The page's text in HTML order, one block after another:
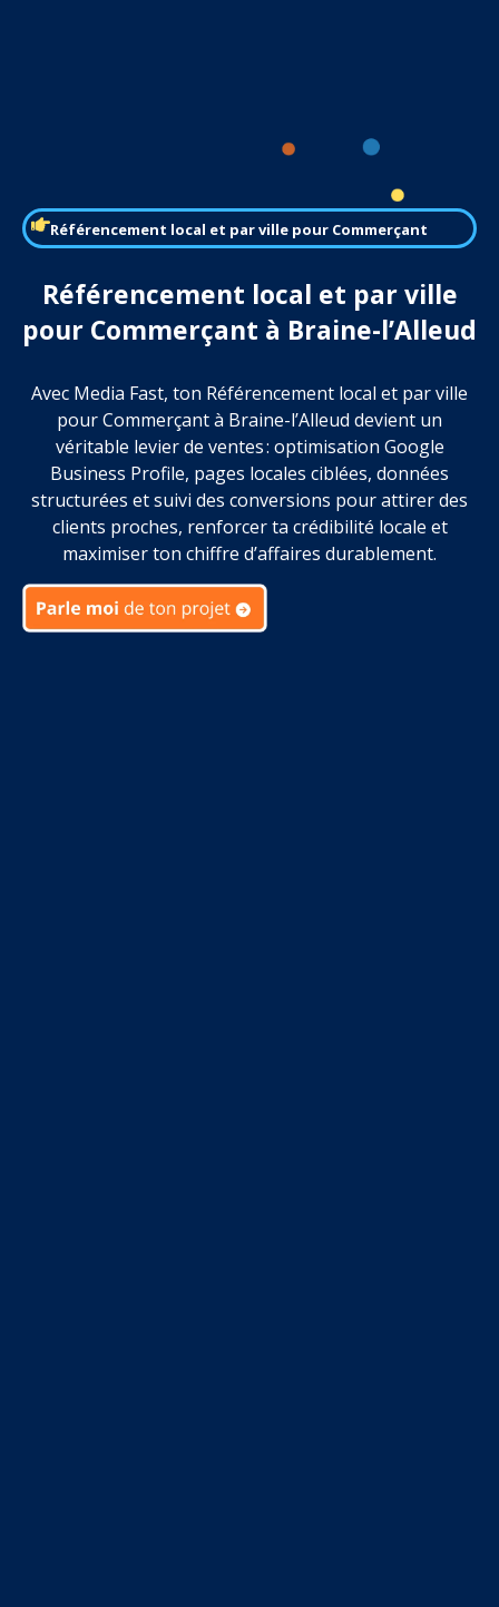
Référencement local et par ville pour Commerçant
Référencement local et par ville
pour Commerçant à Braine-l’Alleud
Avec Media Fast, ton Référencement local et par ville
pour Commerçant à Braine-l’Alleud devient un
véritable levier de ventes : optimisation Google
Business Profile, pages locales ciblées, données
structurées et suivi des conversions pour attirer des
clients proches, renforcer ta crédibilité locale et
maximiser ton chiffre d’affaires durablement.